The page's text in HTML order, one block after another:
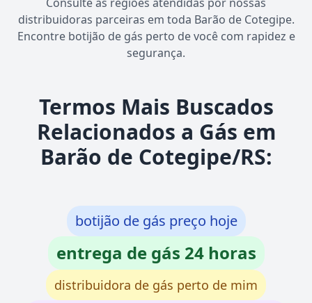
distribuidoras parceiras em toda Barão de Cotegipe.
Encontre botijão de gás perto de você com rapidez e
segurança.
Termos Mais Buscados
Relacionados a Gás em
Barão de Cotegipe/RS:
botijão de gás preço hoje
entrega de gás 24 horas
distribuidora de gás perto de mim